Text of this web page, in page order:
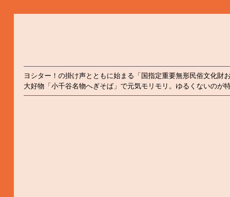
ヨシター！の掛け声とともに始まる「国指定重要無形民俗文化財
大好物「小千谷名物へぎそば」で元気モリモリ。ゆるくないのが特